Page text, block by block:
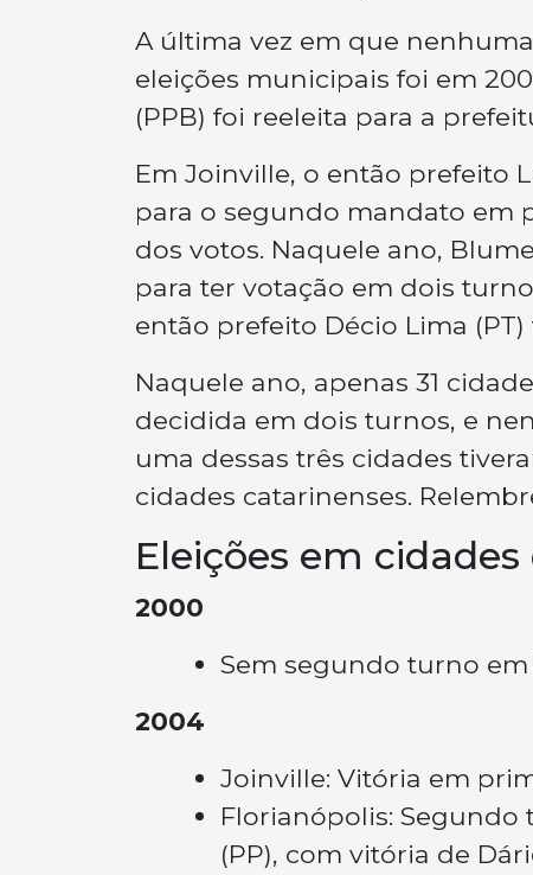
A última vez em que
eleições municipais foi em
(PPB) foi reeleita para a
Em Joinville, o então prefeito
para o segundo mandato em
dos votos. Naquele ano,
para ter votação em dois
então prefeito Décio Lima
Naquele ano, apenas 31
decidida em dois turnos, e
uma dessas três cidades
cidades catarinenses.
Eleições em
2000
Sem segundo turno
2004
Joinville: Vitória em
Florianópolis: Segundo
(PP), com vitória de